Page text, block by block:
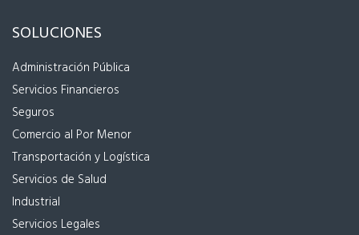
SOLUCIONES
Administración Pública
Servicios Financieros
Seguros
Comercio al Por Menor
Transportación y Logística
Servicios de Salud
Industrial
Servicios Legales